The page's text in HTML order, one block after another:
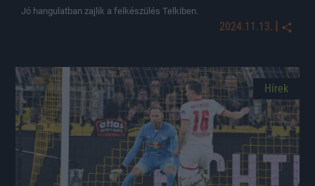
Jó hangulatban zajlik a felkészülés Telkiben.
2024.11.13. |
Hírek